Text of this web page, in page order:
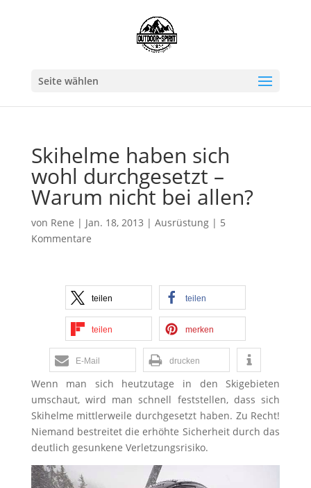
Seite wählen
Skihelme haben sich
wohl durchgesetzt –
Warum nicht bei allen?
von Rene | Jan. 18, 2013 | Ausrüstung| 5
Kommentare
teilen teilen
teilen merken
E-Mail drucken
Wenn man sich heutzutage in den Skigebieten
umschaut, wird man schnell feststellen, dass sich
Skihelme mittlerweile durchgesetzt haben. Zu Recht!
Niemand bestreitet die erhöhte Sicherheit durch das
deutlich gesunkene Verletzungsrisiko.